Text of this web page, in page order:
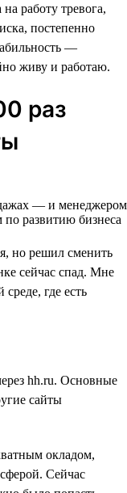
работу тревога,
постепенно
—
живу и работаю.
раз
но решил сменить
сейчас спад. Мне
где есть
hh.ru. Основные
сайты
окладом,
Сейчас